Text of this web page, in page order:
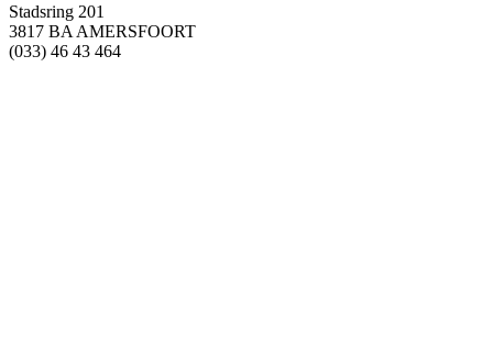
Stadsring 201
3817 BA AMERSFOORT
(033) 46 43 464